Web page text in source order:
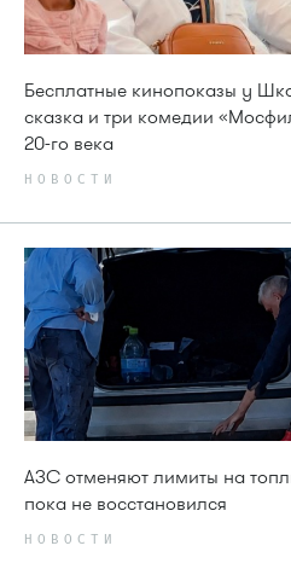
Бесплатные кинопоказы у
сказка и три комедии
20-го века
НОВОСТИ
АЗС отменяют лимиты на
пока не восстановился
НОВОСТИ